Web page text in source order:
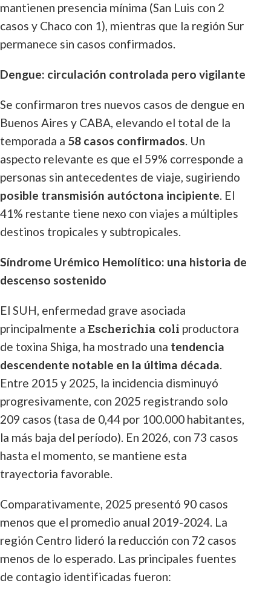
mantienen presencia mínima (San Luis con 2
casos y Chaco con 1), mientras que la región Sur
permanece sin casos confirmados.
Dengue: circulación controlada pero vigilante
Se confirmaron tres nuevos casos de dengue en
Buenos Aires y CABA, elevando el total de la
temporada a 58 casos confirmados. Un
aspecto relevante es que el 59% corresponde a
personas sin antecedentes de viaje, sugiriendo
posible transmisión autóctona incipiente. El
41% restante tiene nexo con viajes a múltiples
destinos tropicales y subtropicales.
Síndrome Urémico Hemolítico: una historia de
descenso sostenido
El SUH, enfermedad grave asociada
principalmente a Escherichia coli productora
de toxina Shiga, ha mostrado una tendencia
descendente notable en la última década.
Entre 2015 y 2025, la incidencia disminuyó
progresivamente, con 2025 registrando solo
209 casos (tasa de 0,44 por 100.000 habitantes,
la más baja del período). En 2026, con 73 casos
hasta el momento, se mantiene esta
trayectoria favorable.
Comparativamente, 2025 presentó 90 casos
menos que el promedio anual 2019-2024. La
región Centro lideró la reducción con 72 casos
menos de lo esperado. Las principales fuentes
de contagio identificadas fueron: